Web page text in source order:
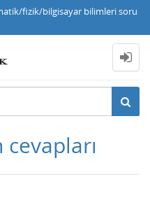
fizik/bilgisayar bilimleri soru